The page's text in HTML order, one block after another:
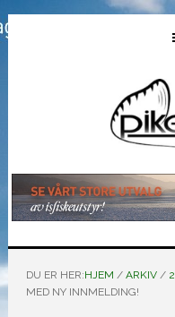
Hopp
til
Hopp
til
Hopp
til
DU ER HER:HJEM / ARKIV /
MED NY INNMELDING!